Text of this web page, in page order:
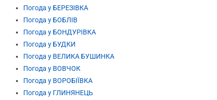
Погода у БЕРЕЗІВКА
Погода у БОБЛІВ
Погода у БОНДУРІВКА
Погода у БУДКИ
Погода у ВЕЛИКА БУШИНКА
Погода у ВОВЧОК
Погода у ВОРОБІЇВКА
Погода у ГЛИНЯНЕЦЬ